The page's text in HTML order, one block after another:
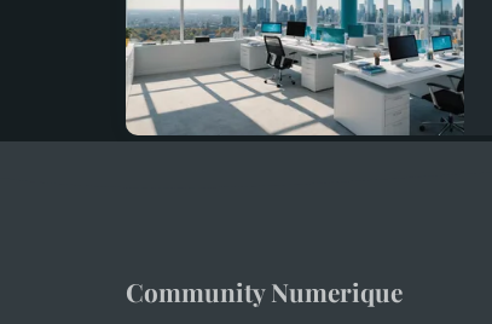
Community Numerique